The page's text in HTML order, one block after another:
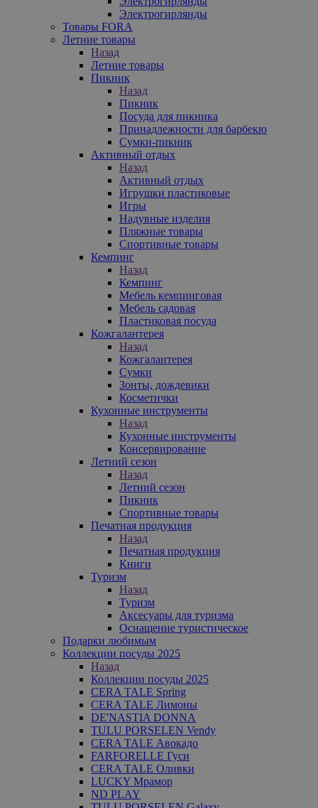
Электрогирлянды
Товары FORA
Летние товары
Назад
Летние товары
Пикник
Назад
Пикник
Посуда для пикника
Принадлежности для барбекю
Сумки-пикник
Активный отдых
Назад
Активный отдых
Игрушки пластиковые
Игры
Надувные изделия
Пляжные товары
Спортивные товары
Кемпинг
Назад
Кемпинг
Мебель кемпинговая
Мебель садовая
Пластиковая посуда
Кожгалантерея
Назад
Кожгалантерея
Сумки
Зонты, дождевики
Косметички
Кухонные инструменты
Назад
Кухонные инструменты
Консервирование
Летний сезон
Назад
Летний сезон
Пикник
Спортивные товары
Печатная продукция
Назад
Печатная продукция
Книги
Туризм
Назад
Туризм
Аксесуары для туризма
Оснащение туристическое
Подарки любимым
Коллекции посуды 2025
Назад
Коллекции посуды 2025
CERA TALE Spring
CERA TALE Лимоны
DE'NASTIA DONNA
TULU PORSELEN Vendy
CERA TALE Авокадо
FARFORELLE Гуси
CERA TALE Оливки
LUCKY Мрамор
ND PLAY